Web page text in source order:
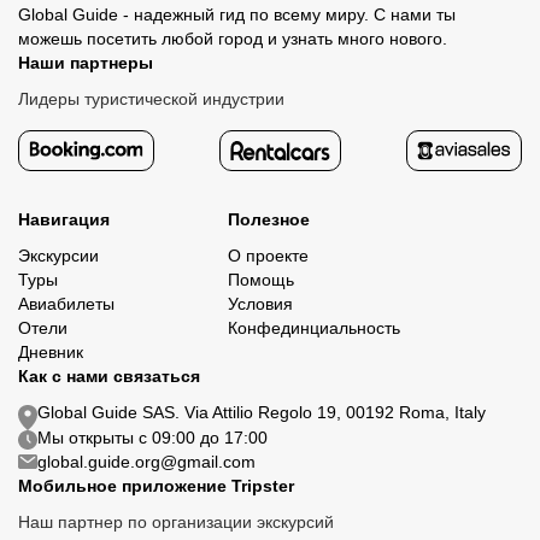
Global Guide - надежный гид по всему миру. С нами ты
можешь посетить любой город и узнать много нового.
Наши партнеры
Лидеры туристической индустрии
Навигация
Экскурсии
Туры
Авиабилеты
Отели
Дневник
Полезное
О проекте
Помощь
Условия
Конфединциальность
Как с нами связаться
Global Guide SAS. Via Attilio Regolo 19, 00192 Roma, Italy
Мы открыты с 09:00 до 17:00
global.guide.org@gmail.com
Мобильное приложение Tripster
Наш партнер по организации экскурсий